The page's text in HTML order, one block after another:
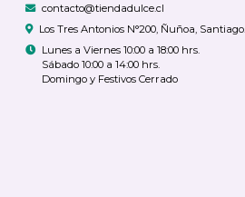
contacto@tiendadulce.cl
Los Tres Antonios N°200, Ñuñoa, Santiago.
Lunes a Viernes 10:00 a 18:00 hrs.
Sábado 10:00 a 14:00 hrs.
Domingo y Festivos Cerrado